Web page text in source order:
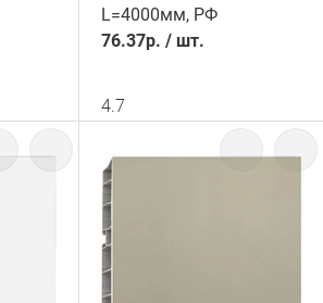
L=4000мм, РФ
76.37р. / шт.
4.7